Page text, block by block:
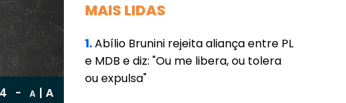
- A A
MAIS LIDAS
1.Abílio Brunini rejeita aliança entre PL
e MDB e diz: "Ou me libera, ou tolera
ou expulsa"